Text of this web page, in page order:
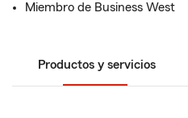
Miembro de Business West
Productos y servicios